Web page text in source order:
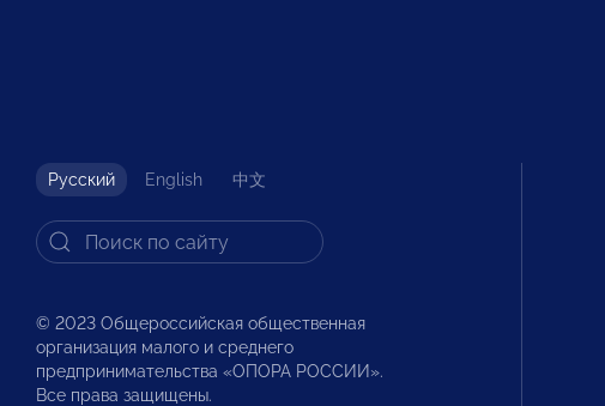
Русский English 中文
© 2023 Общероссийская общественная
организация малого и среднего
предпринимательства «ОПОРА РОССИИ».
Все права защищены.